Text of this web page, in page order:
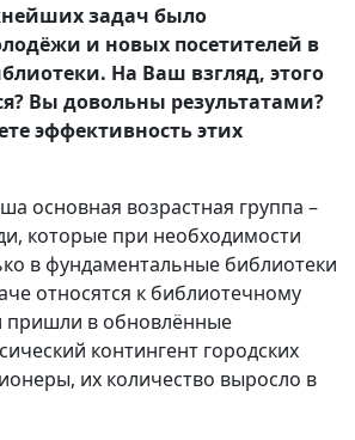
задач было
и новых посетителей в
На Ваш взгляд, этого
Вы довольны результатами?
эффективность этих
основная возрастная группа –
которые при необходимости
в фундаментальные библиотеки
относятся к библиотечному
пришли в обновлённые
контингент городских
их количество выросло в